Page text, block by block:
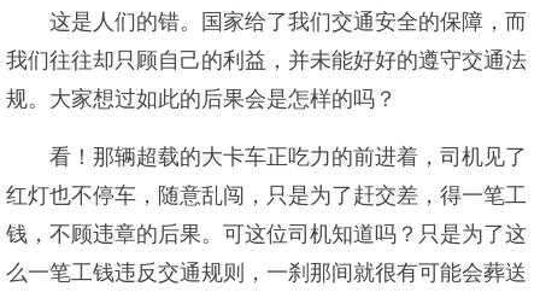
这是人们的错。国家给了我们交通安全的保障，而
我们往往却只顾自己的利益，并未能好好的遵守交通法
规。大家想过如此的后果会是怎样的吗？
看！那辆超载的大卡车正吃力的前进着，司机见了
红灯也不停车，随意乱闯，只是为了赶交差，得一笔工
钱，不顾违章的后果。可这位司机知道吗？只是为了这
么一笔工钱违反交通规则，一刹那间就很有可能会葬送